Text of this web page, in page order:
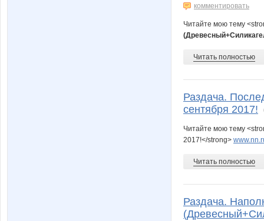
комментировать
Читайте мою тему
Читать полностью
Раздача.
сентября 2017!
Читайте мою тему
2017!</strong>
Читать полностью
Раздача.